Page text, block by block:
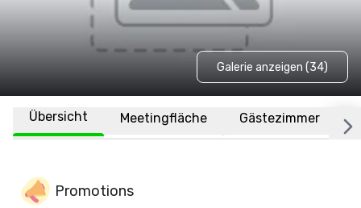
Galerie anzeigen (34)
Übersicht Meetingfläche Gästezimmer
Promotions